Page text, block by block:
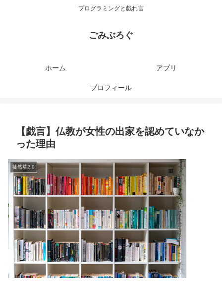
プログラミングと戯れ言
ごみぶろぐ
ホーム アプリ
プロフィール
【戯言】仏教が女性の出家を認めていなか
った理由
徒然草2.0